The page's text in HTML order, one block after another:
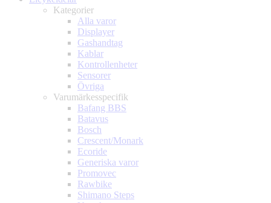
Kategorier
Alla varor
Displayer
Gashandtag
Kablar
Kontrollenheter
Sensorer
Övriga
Varumärkesspecifik
Bafang BBS
Batavus
Bosch
Crescent/Monark
Ecoride
Generiska varor
Promovec
Rawbike
Shimano Steps